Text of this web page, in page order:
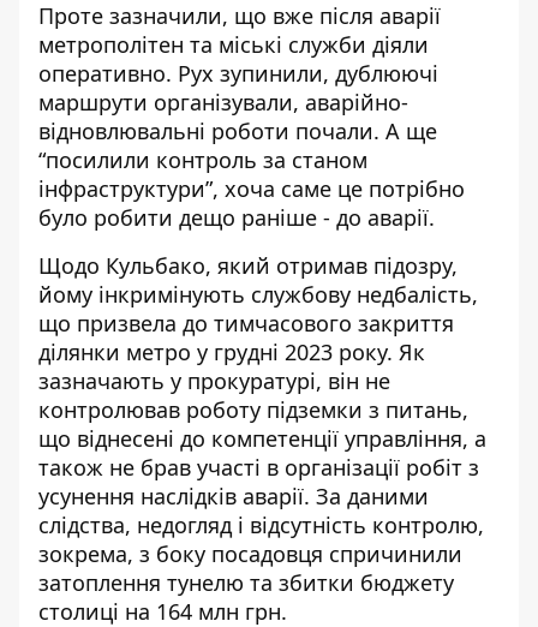
Проте зазначили, що вже після аварії
метрополітен та міські служби діяли
оперативно. Рух зупинили, дублюючі
маршрути організували, аварійно-
відновлювальні роботи почали. А ще
“посилили контроль за станом
інфраструктури”, хоча саме це потрібно
було робити дещо раніше - до аварії.
Щодо Кульбако, який отримав підозру,
йому інкримінують службову недбалість,
що призвела до тимчасового закриття
ділянки метро у грудні 2023 року. Як
зазначають у прокуратурі, він не
контролював роботу підземки з питань,
що віднесені до компетенції управління, а
також не брав участі в організації робіт з
усунення наслідків аварії. За даними
слідства, недогляд і відсутність контролю,
зокрема, з боку посадовця спричинили
затоплення тунелю та збитки бюджету
столиці на 164 млн грн.